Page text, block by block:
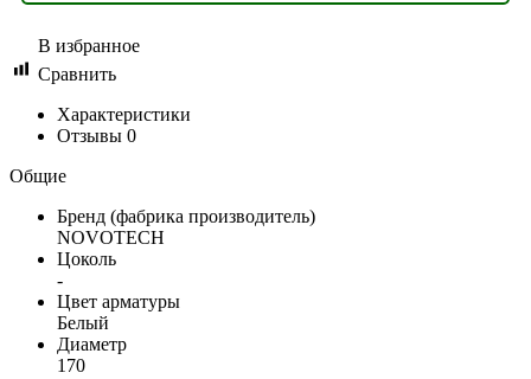
В избранное
Сравнить
Характеристики
Отзывы 0
Общие
Бренд (фабрика производитель)
NOVOTECH
Цоколь
-
Цвет арматуры
Белый
Диаметр
170